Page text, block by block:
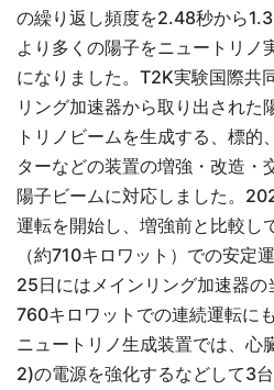
の繰り返し頻度を2.48秒から
より多くの陽子をニュートリノ
になりました。T2K実験国際共
リング加速器から取り出された
トリノビームを生成する、標的
ターなどの装置の増強・改造・
陽子ビームに対応しました。
運転を開始し、増強前と比較し
（約710キロワット）での安定
25日にはメインリング加速器の
760キロワットでの連続運転に
ニュートリノ生成装置では、心
2)の電源を強化するなどして3